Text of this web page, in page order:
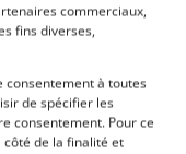
commerciaux,
fins diverses,
consentement à toutes
de spécifier les
consentement. Pour ce
côté de la finalité et